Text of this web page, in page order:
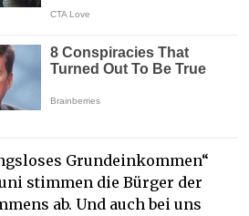
Grundeinkommen“
stimmen die Bürger der
ab. Und auch bei uns